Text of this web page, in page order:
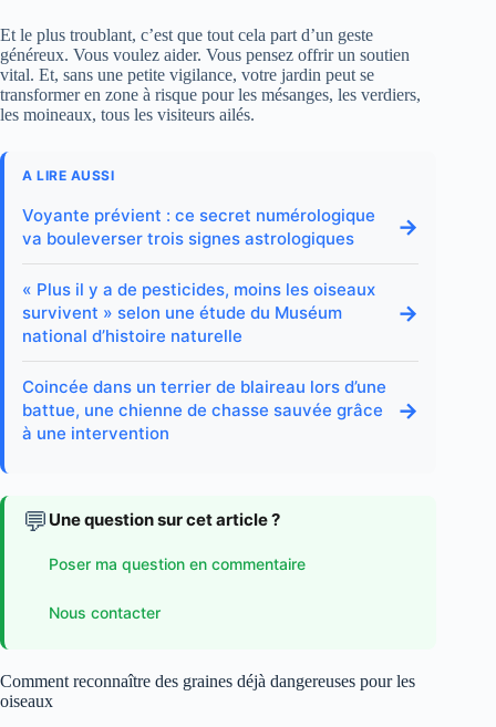
Et le plus troublant, c’est que tout cela part d’un geste
généreux. Vous voulez aider. Vous pensez offrir un soutien
vital. Et, sans une petite vigilance, votre jardin peut se
transformer en zone à risque pour les mésanges, les verdiers,
les moineaux, tous les visiteurs ailés.
A LIRE AUSSI
Voyante prévient : ce secret numérologique
va bouleverser trois signes astrologiques
→
« Plus il y a de pesticides, moins les oiseaux
survivent » selon une étude du Muséum
national d’histoire naturelle
→
Coincée dans un terrier de blaireau lors d’une
battue, une chienne de chasse sauvée grâce
à une intervention
→
💬 Une question sur cet article ?
Poser ma question en commentaire
Nous contacter
Comment reconnaître des graines déjà dangereuses pour les
oiseaux